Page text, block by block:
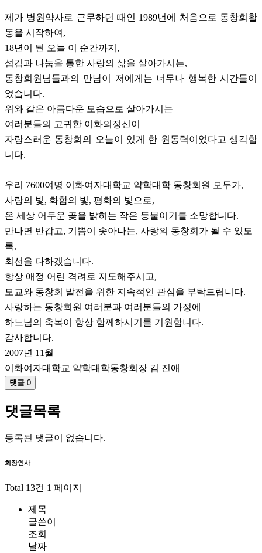
제가 병원약사로 근무하던 때인 1989년에 처음으로 동창회활
동을 시작하여,
18년이 된 오늘 이 순간까지,
섬김과 나눔을 통한 사랑의 삶을 살아가시는,
동창회원님들과의 만남이 저에게는 너무나 행복한시간들이
었습니다.
위와 같은 아름다운 모습으로 살아가시는
여러분들의 고귀한 이화의정신이
자랑스러운 동창회의 오늘이 있게 한 원동력이었다고 생각합
니다.
우리 7600여명 이화여자대학교 약학대학 동창회원 모두가,
사랑의 빛, 화합의 빛, 평화의 빛으로,
온 세상 어두운 곶을 밝히는 작은 등불이기를 소망합니다.
만나면 반갑고, 기쁨이 솟아나는, 사랑의 동창회 가 될 수 있도
록,
최선을 다하겠습니다.
항상 애정 어린 격려 로 지도해주시고,
모교와 동창회 발전 을 위한 지속적인 관심을 부탁드립니다.
사랑하는 동창회원 여러분과 여러분들의 가정에
하느님의 축복이 항상 함께하시기를 기원합니다.
감사합니다.
2007년 11월
이화여자대학교 약학대학동창회장 김 진애
댓글 0
댓글목록
등록된 댓글이 없습니다.
회장인사
Total 13건 1 페이지
제목
글쓴이
조회
날짜